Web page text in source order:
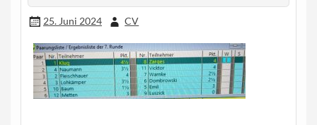
25. Juni 2024 CV